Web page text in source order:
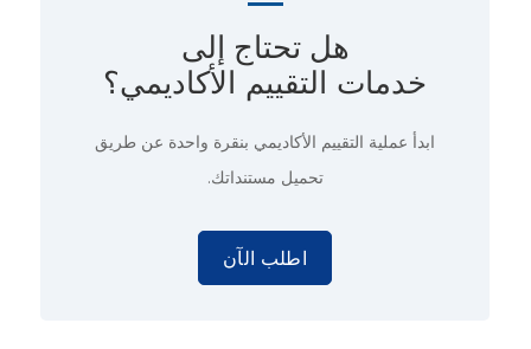
هل تحتاج إلى
خدمات التقييم الأكاديمي؟
ابدأ عملية التقييم الأكاديمي بنقرة واحدة عن طريق
تحميل مستنداتك.
اطلب الآن